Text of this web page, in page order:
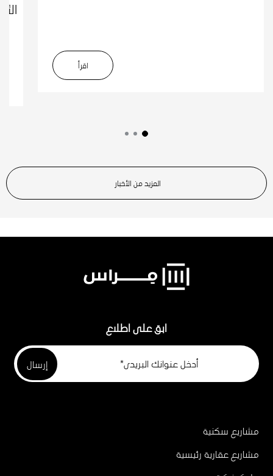
اﻗﺮأ
المزيد من الأخبار
ابق على اطلاع
Project
Footer
مشاريع سكنية
مشاريع عقارية رئيسية